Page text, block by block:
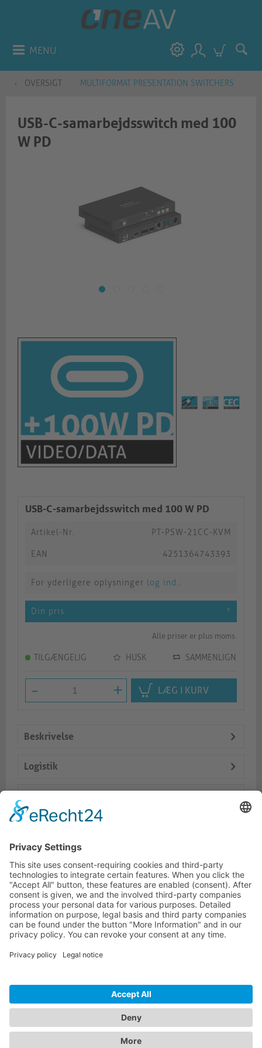
MENU
OVERSIGT MULTIFORMAT PRESENTATION SWITCHERS
USB-C-samarbejdsswitch med 100
W PD
USB-C-samarbejdsswitch med 100 W PD
Artikel-Nr. PT-PSW-21CC-KVM
EAN 4251364743393
For yderligere oplysninger log ind..
Din pris *
Alle priser er plus moms.
TILGÆNGELIG HUSK SAMMENLIGN
- + LÆG I KURV
Beskrivelse
Logistik
KONTAKTINFORMATIONER
KUNDESERVICE
INFORMATION